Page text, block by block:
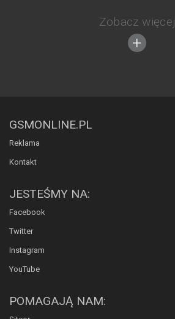
Zobacz więcej
GSMONLINE.PL
Reklama
Kontakt
JESTEŚMY NA:
Facebook
Twitter
Instagram
YouTube
POMAGAJĄ NAM: